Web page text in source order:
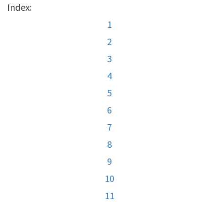
Index:
1
2
3
4
5
6
7
8
9
10
11